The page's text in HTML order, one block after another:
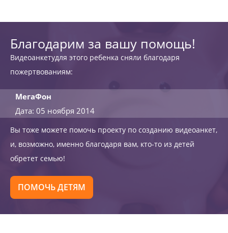
Благодарим за вашу помощь!
Видеоанкетудля этого ребенка сняли благодаря
пожертвованиям:
МегаФон
Дата: 05 ноября 2014
Вы тоже можете помочь проекту по созданию видеоанкет,
и, возможно, именно благодаря вам, кто-то из детей
обретет семью!
ПОМОЧЬ ДЕТЯМ